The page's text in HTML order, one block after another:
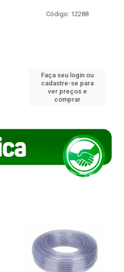
Código: 12288
Faça seu login ou
cadastre-se para
ver preços e
comprar